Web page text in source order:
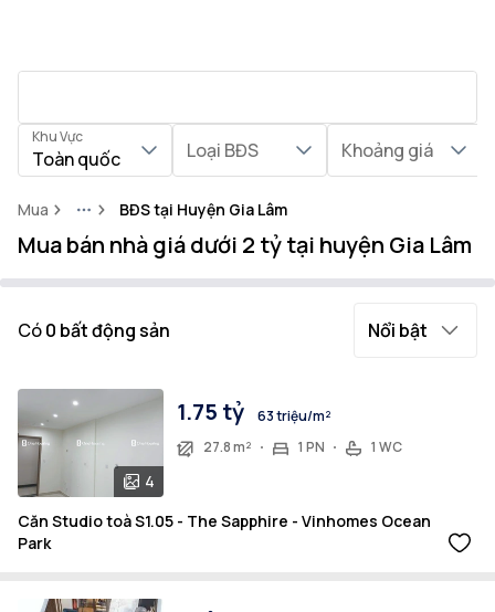
Khu Vực
Toàn quốc Loại BĐS Khoảng giá
Mua MoreBĐS tại Huyện Gia Lâm
Mua bán nhà giá dưới 2 tỷ tại huyện Gia Lâm
Có0 bất động sản Nổi bật
4
1.75 tỷ
63 triệu/m²
27.8 m²
1 PN 1 WC
Căn Studio toà S1.05 - The Sapphire - Vinhomes Ocean
Park